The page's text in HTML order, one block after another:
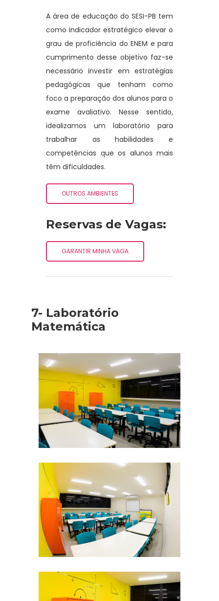
A área de educação do SESI-PB tem
como indicador estratégico elevar o
grau de proficiência do ENEM e para
cumprimento desse objetivo faz-se
necessário investir em estratégias
pedagógicas que tenham como
foco a preparação dos alunos para o
exame avaliativo. Nesse sentido,
idealizamos um laboratório para
trabalhar as habilidades e
competências que os alunos mais
têm dificuldades.
OUTROS AMBIENTES
Reservas de Vagas:
GARANTIR MINHA VAGA
7- Laboratório
Matemática